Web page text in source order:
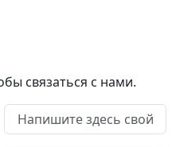
связаться с нами.